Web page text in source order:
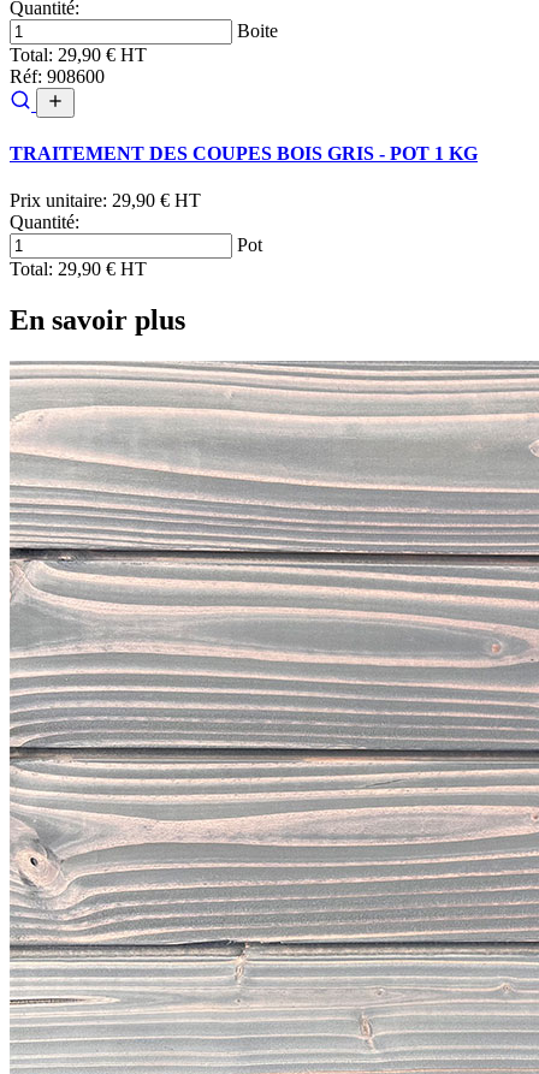
Quantité:
Boite
Total: 29,90 € HT
Réf: 908600
TRAITEMENT DES COUPES BOIS GRIS - POT 1 KG
Prix unitaire: 29,90 € HT
Quantité:
Pot
Total: 29,90 € HT
En savoir plus